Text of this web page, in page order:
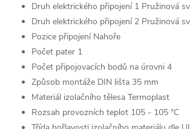
Druh elektrického připojení 1 Pružinová
Druh elektrického připojení 2 Pružinová
Pozice připojení Nahoře
Počet pater 1
Počet připojovacích bodů na úrovni 4
Způsob montáže DIN lišta 35 mm
Materiál izolačního tělesa Termoplast
Rozsah provozních teplot 105 - 105 °C